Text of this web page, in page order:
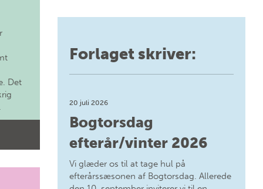
Det
Forlaget skriver:
20 juli 2026
Bogtorsdag
efterår/vinter 2026
Vi glæder os til at tage hul på
efterårssæsonen af Bogtorsdag. Allerede